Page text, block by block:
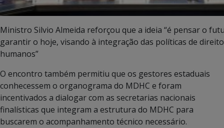
Ministro Silvio Almeida reforçou que a ideia “é pensar o
garantir o hoje, visando à integração das políticas de
humanos”
O encontro também permitiu que os gestores estaduais
conhecessem o organograma do MDHC e foram
incentivados a dialogar com as secretarias nacionais
finalísticas que integram a estrutura do MDHC para
buscarem o acompanhamento técnico necessário.